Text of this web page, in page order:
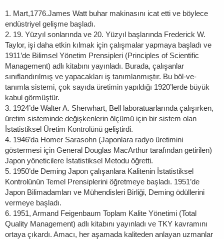
1. Mart,1776.James Watt buhar makinasını icat etti ve böylece
endüstriyel gelişme başladı.
2. 19. Yüzyıl sonlarında ve 20. Yüzyıl başlarında Frederick W.
Taylor, işi daha etkin kılmak için çalışmalar yapmaya başladı ve
1911’de Bilimsel Yönetim Prensipleri (Principles of Scientific
Management) adlı kitabını yayınladı. Burada, çalışanlar
sınıflandırılmış ve yapacakları iş tanımlanmıştır. Bu böl-ve-
tanımla sistemi, çok sayıda üretimin yapıldığı 1920’lerde büyük
kabul görmüştür.
3. 1924’de Walter A. Sherwhart, Bell laboratuarlarında çalışırken,
üretim sisteminde değişkenlerin ölçümü için bir sistem olan
İstatistiksel Üretim Kontrolünü geliştirdi.
4. 1946’da Homer Sarasohn (Japonlara radyo üretimini
göstermesi için General Douglas MacArthur tarafından getirilen)
Japon yöneticilere İstatistiksel Metodu öğretti.
5. 1950’de Deming Japon çalışanlara Kalitenin İstatistiksel
Kontrolünün Temel Prensiplerini öğretmeye başladı. 1951’de
Japon Bilimadamları ve Mühendisleri Birliği, Deming ödüllerini
vermeye başladı.
6. 1951, Armand Feigenbaum Toplam Kalite Yönetimi (Total
Quality Management) adlı kitabını yayınladı ve TKY kavramını
ortaya çıkardı. Amacı, her aşamada kaliteden anlayan uzmanlar